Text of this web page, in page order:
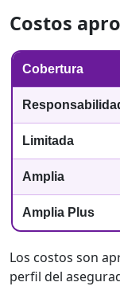
Costos
Cobertura
Limitada
Amplia
Amplia Plus
Los costos son
perfil del